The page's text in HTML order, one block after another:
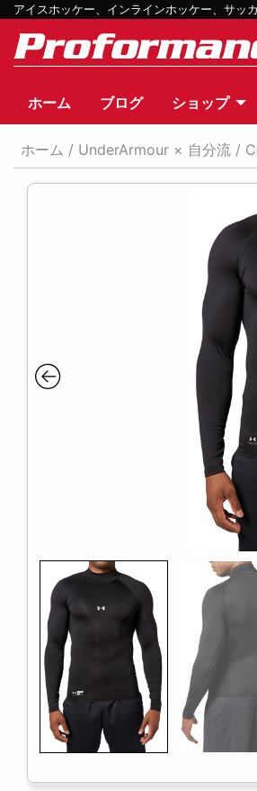
アイスホッケー、インラインホッケー、サッ
ホーム ブログ ショップ
ホーム / UnderArmour × 自分流 /